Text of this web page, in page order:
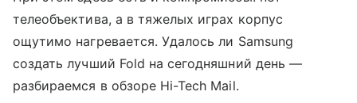
телеобъектива, а в тяжелых играх корпус
ощутимо нагревается. Удалось ли Samsung
создать лучший Fold на сегодняшний день —
разбираемся в обзоре Hi-Tech Mail.